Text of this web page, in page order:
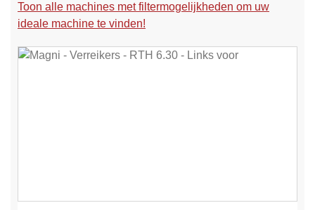
Toon alle machines met filtermogelijkheden om uw
ideale machine te vinden!